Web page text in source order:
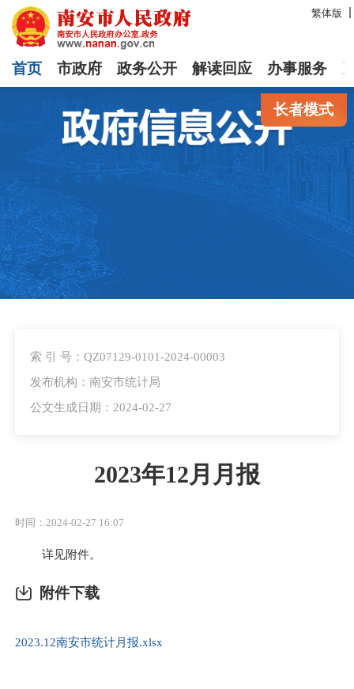
繁体版
首页 市政府 政务公开 解读回应 办事服务
长者模式
索 引 号：QZ07129-0101-2024-00003
发布机构：南安市统计局
公文生成日期：2024-02-27
2023年12月月报
时间：2024-02-27 16:07
详见附件。
附件下载
2023.12南安市统计月报.xlsx